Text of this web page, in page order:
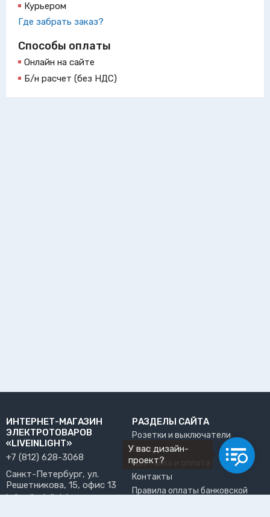
Курьером
Где забрать заказ?
Способы оплаты
Онлайн на сайте
Б/н расчет (без НДС)
ИНТЕРНЕТ-МАГАЗИН
ЭЛЕКТРОТОВАРОВ
«LIVEINLIGHT»
+7 (812) 628-3068
Санкт-Петербург, ул.
Решетникова, 15, офис 13
info@liveinlight.ru
РАЗДЕЛЫ САЙТА
Розетки и выключатели
О нас
Доставка и оплата
Контакты
Правила оплаты банковской
У вас дизайн-
проект?